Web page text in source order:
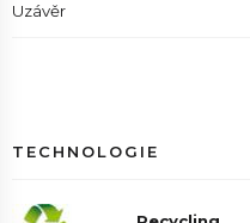
Uzávěr
TECHNOLOGIE